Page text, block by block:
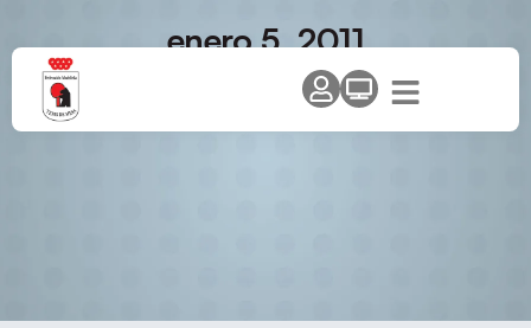
enero 5, 2011